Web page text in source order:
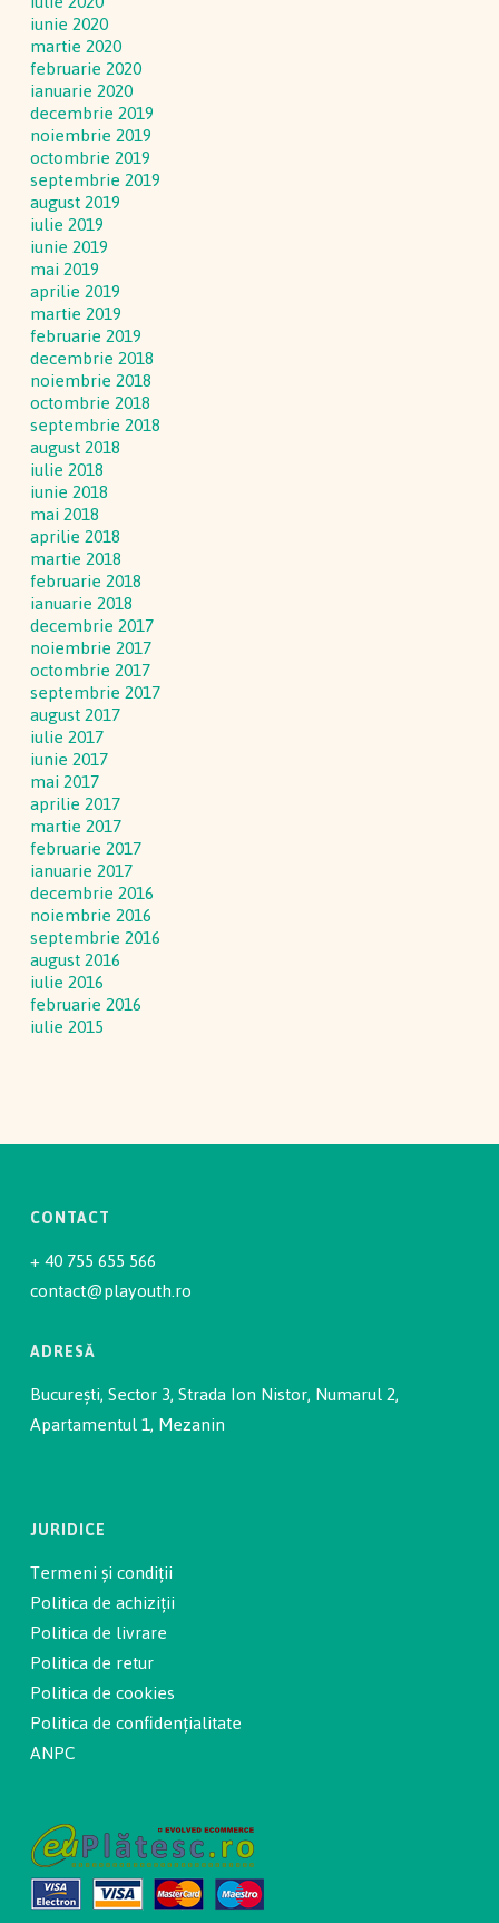
iunie 2020
martie 2020
februarie 2020
ianuarie 2020
decembrie 2019
noiembrie 2019
octombrie 2019
septembrie 2019
august 2019
iulie 2019
iunie 2019
mai 2019
aprilie 2019
martie 2019
februarie 2019
decembrie 2018
noiembrie 2018
octombrie 2018
septembrie 2018
august 2018
iulie 2018
iunie 2018
mai 2018
aprilie 2018
martie 2018
februarie 2018
ianuarie 2018
decembrie 2017
noiembrie 2017
octombrie 2017
septembrie 2017
august 2017
iulie 2017
iunie 2017
mai 2017
aprilie 2017
martie 2017
februarie 2017
ianuarie 2017
decembrie 2016
noiembrie 2016
septembrie 2016
august 2016
iulie 2016
februarie 2016
iulie 2015
CONTACT
+ 40 755 655 566
contact@playouth.ro
ADRESĂ
București, Sector 3, Strada Ion Nistor, Numarul 2,
Apartamentul 1, Mezanin
JURIDICE
Termeni și condiții
Politica de achiziții
Politica de livrare
Politica de retur
Politica de cookies
Politica de confidențialitate
ANPC